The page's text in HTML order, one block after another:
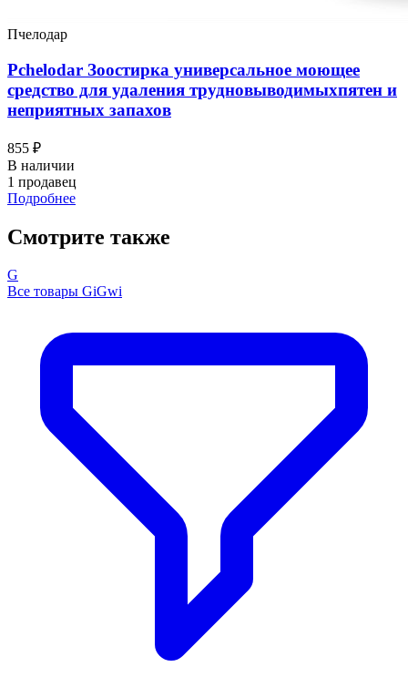
Пчелодар
Pchelodar Зоостирка универсальное моющее
средство для удаления трудновыводимыхпятен и
неприятных запахов
855 ₽
В наличии
1 продавец
Подробнее
Смотрите также
G
Все товары GiGwi